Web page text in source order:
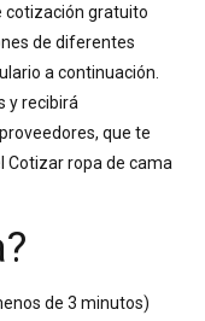
cotización gratuito
de diferentes
a continuación.
y recibirá
que te
Cotizar ropa de cama
de 3 minutos)